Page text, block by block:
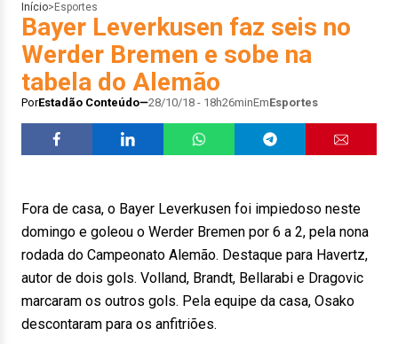
Início> Esportes
Bayer Leverkusen faz seis no
Werder Bremen e sobe na
tabela do Alemão
PorEstadão Conteúdo 28/10/18 - 18h26minEmEsportes
Fora de casa, o Bayer Leverkusen foi impiedoso neste
domingo e goleou o Werder Bremen por 6 a 2, pela nona
rodada do Campeonato Alemão. Destaque para Havertz,
autor de dois gols. Volland, Brandt, Bellarabi e Dragovic
marcaram os outros gols. Pela equipe da casa, Osako
descontaram para os anfitriões.